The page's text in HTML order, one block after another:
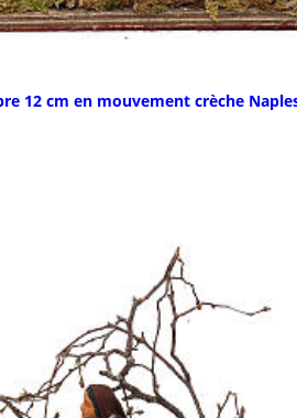
12 cm en mouvement crèche